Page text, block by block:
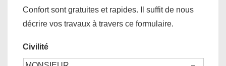
Confort sont gratuites et rapides. Il suffit de nous
décrire vos travaux à travers ce formulaire.
Civilité